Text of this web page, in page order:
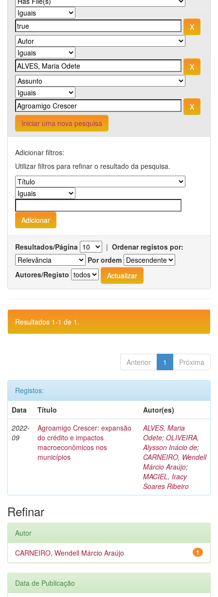
Iniciar uma nova pesquisa
Adicionar filtros:
Utilizar filtros para refinar o resultado da pesquisa.
Resultados/Página | Ordenar registos por:
Por ordem
Autores/Registo
Resultados 1-1 de 1.
Anterior 1 Próxima
Registos:
Data
Título
Autor(es)
2022-
09
Agroamigo Crescer: expansão
do crédito e impactos
macroeconômicos nos
municípios
ALVES, Maria
Odete; OLIVEIRA,
Alysson Inácio de;
CARNEIRO, Wendell
Márcio Araújo;
MACIEL, Iracy
Soares Ribeiro
Refinar
Autor
1
CARNEIRO, Wendell Márcio Araújo
Data de Publicação